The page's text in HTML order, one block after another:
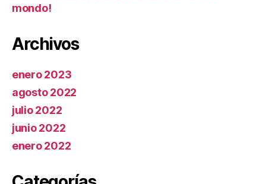
mondo!
Archivos
enero 2023
agosto 2022
julio 2022
junio 2022
enero 2022